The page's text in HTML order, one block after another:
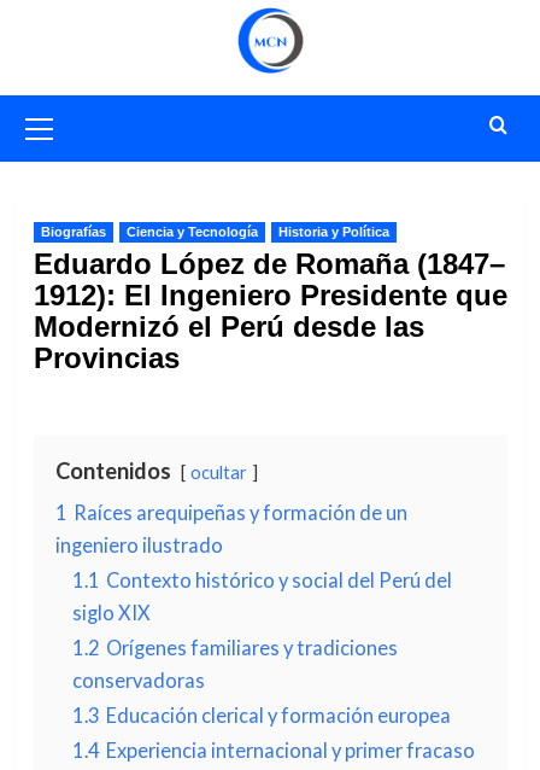
primario
Biografías Ciencia y Tecnología Historia y Política
Eduardo López de Romaña (1847–
1912): El Ingeniero Presidente que
Modernizó el Perú desde las
Provincias
Contenidos ocultar
1 Raíces arequipeñas y formación de un
ingeniero ilustrado
1.1 Contexto histórico y social del Perú del
siglo XIX
1.2 Orígenes familiares y tradiciones
conservadoras
1.3 Educación clerical y formación europea
1.4 Experiencia internacional y primer fracaso